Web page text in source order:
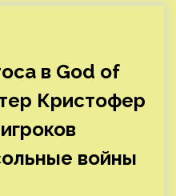
в God of
Кристофер
войны